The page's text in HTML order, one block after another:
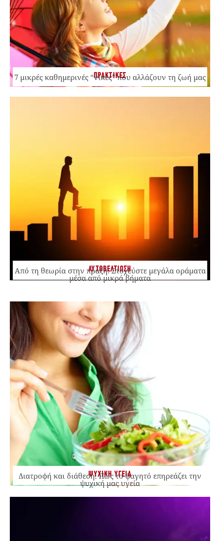
ΠΡΑΚΤΙΚΕΣ
7 μικρές καθημερινές “νίκες” που αλλάζουν τη ζωή μας
ΑΥΤΟΒΕΛΤΙΩΣΗ
Από τη θεωρία στην πράξη: Στοχεύστε μεγάλα οράματα
μέσα από μικρά βήματα
ΨΥΧΙΚΗ ΥΓΕΙΑ
Διατροφή και διάθεση: Πώς το φαγητό επηρεάζει την
ψυχική μας υγεία